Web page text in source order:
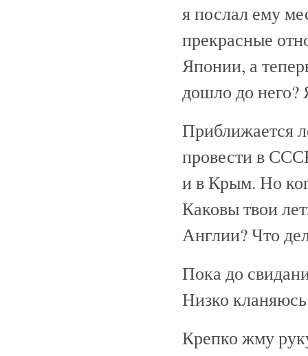
я послал ему
прекрасные
Японии, а
дошло до него?
Приближается
провести в
и в Крым. Но
Каковы твои
Англии? Что
Пока до
Низко
Крепко жму